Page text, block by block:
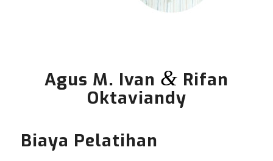
Agus M. Ivan & Rifan
Oktaviandy
Biaya Pelatihan